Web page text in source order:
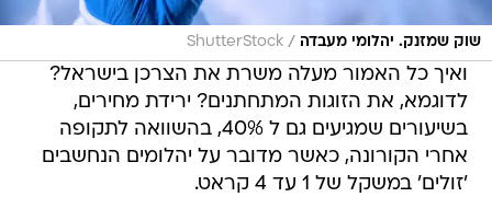
שוק שמזנק. יהלומי מעבדה /
ShutterStock
ואיך כל האמור מעלה משרת את הצרכן בישראל?
לדוגמא, את הזוגות המתחתנים? ירידת מחירים,
בשיעורים שמגיעים גם ל 40%, בהשוואה לתקופה
אחרי הקורונה, כאשר מדובר על יהלומים הנחשבים
'זולים' במשקל של 1 עד 4 קראט.